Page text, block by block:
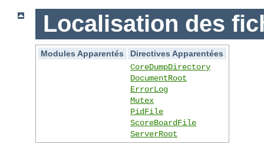
Localisation des
Modules Apparentés
Directives Apparentées
CoreDumpDirectory
DocumentRoot
ErrorLog
Mutex
PidFile
ScoreBoardFile
ServerRoot